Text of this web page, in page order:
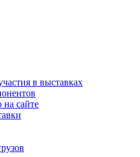
в выставках
сайте